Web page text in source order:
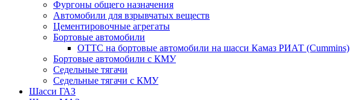
Фургоны общего назначения
Автомобили для взрывчатых веществ
Цементировочные агрегаты
Бортовые автомобили
ОТТС на бортовые автомобили на шасси Камаз РИАТ (Cummins)
Бортовые автомобили с КМУ
Седельные тягачи
Седельные тягачи с КМУ
Шасси ГАЗ